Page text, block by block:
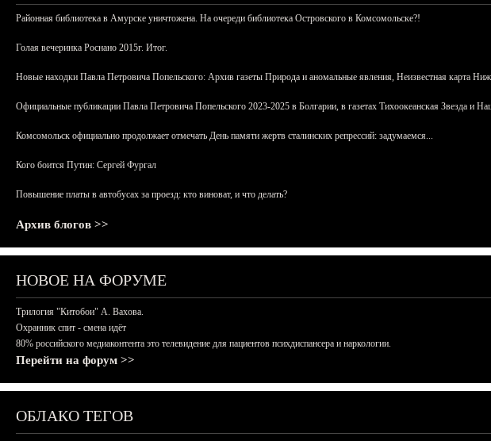
Районная библиотека в Амурске уничтожена. На очереди библиотека Островского в Комсомольске?!
Голая вечеринка Роснано 2015г. Итог.
Новые находки Павла Петровича Попельского: Архив газеты Природа и аномальные явления, Неизвестная карта
Официальные публикации Павла Петровича Попельского 2023-2025 в Болгарии, в газетах Тихоокеанская Звезда и
Комсомольск официально продолжает отмечать День памяти жертв сталинских репрессий: задумаемся...
Кого боится Путин: Сергей Фургал
Повышение платы в автобусах за проезд: кто виноват, и что делать?
Архив блогов >>
НОВОЕ НА ФОРУМЕ
Трилогия "Китобои" А. Вахова.
Охранник спит - смена идёт
80% российского медиаконтента это телевидение для пациентов психдиспансера и наркологии.
Перейти на форум >>
ОБЛАКО ТЕГОВ